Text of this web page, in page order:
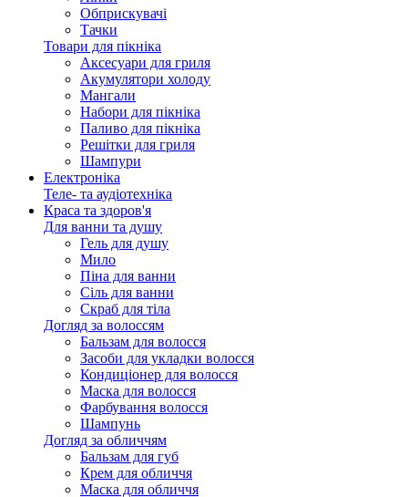
Обприскувачі
Тачки
Товари для пікніка
Аксесуари для гриля
Акумулятори холоду
Мангали
Набори для пікніка
Паливо для пікніка
Решітки для гриля
Шампури
Електроніка
Теле- та аудіотехніка
Краса та здоров'я
Для ванни та душу
Гель для душу
Мило
Піна для ванни
Сіль для ванни
Скраб для тіла
Догляд за волоссям
Бальзам для волосся
Засоби для укладки волосся
Кондиціонер для волосся
Маска для волосся
Фарбування волосся
Шампунь
Догляд за обличчям
Бальзам для губ
Крем для обличчя
Маска для обличчя